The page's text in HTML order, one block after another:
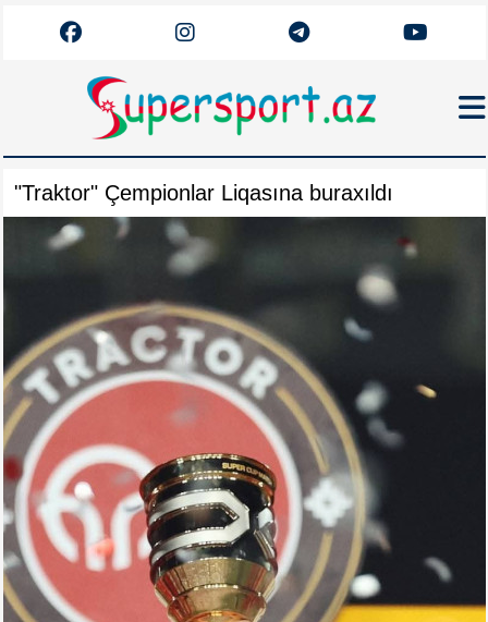
Arxiv
Azərbaycan
Premyer Liqa
Dünya
Superliqa
Canlı
Arena
Ulduz
Yazarlar
Tribuna
"Traktor" Çempionlar Liqasına buraxıldı